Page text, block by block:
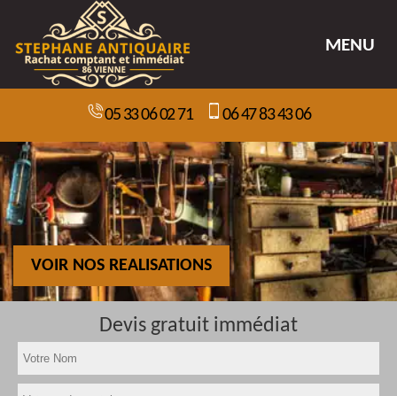
MENU
05 33 06 02 71 06 47 83 43 06
VOIR NOS REALISATIONS
Devis gratuit immédiat